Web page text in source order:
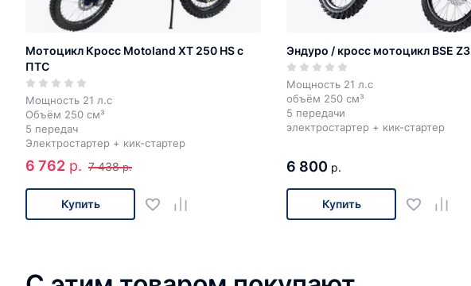
Мотоцикл Кросс Motoland XT 250 HS с
ПТС
Мощность 21 л.с
Объём 250 см³
5 передач
Электростартер + кик-стартер
6 762 р. 7 438 р.
Купить
Эндуро / кросс мотоцикл BSE Z3
Мощность 21 л.с
объём 250 см³
5 передачи
электростартер + кик-стартер
6 800 р.
Купить